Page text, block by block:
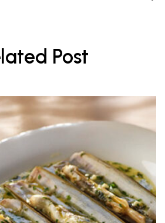
Post